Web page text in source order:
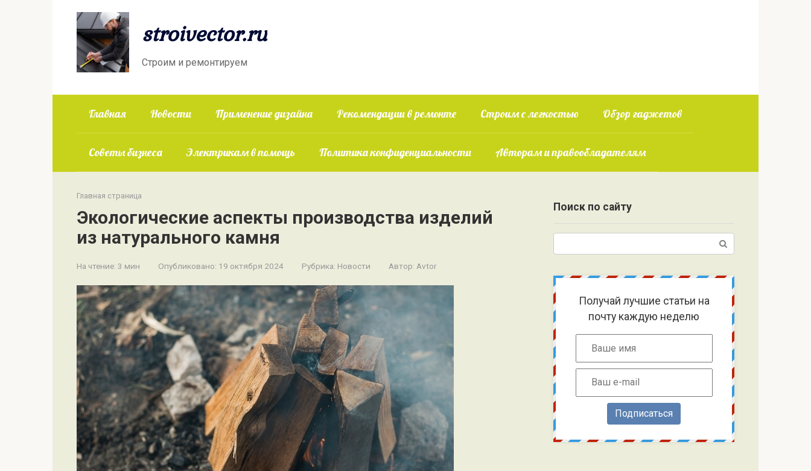
stroivector.ru
Строим и ремонтируем
Главная Новости Применение дизайна Рекомендации в ремонте Строим с легкостью Обзор гаджетов
Советы бизнеса Электрикам в помощь Политика конфиденциальности Авторам и правообладателям
Главная страница
Экологические аспекты производства изделий
из натурального камня
На чтение: 3 мин Опубликовано: 19 октября 2024 Рубрика: Новости Автор: Avtor
Поиск по сайту
Получай лучшие статьи на
почту каждую неделю
Подписаться